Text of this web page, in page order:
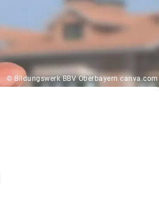
© Bildungswerk BBV Oberbayern canva.com